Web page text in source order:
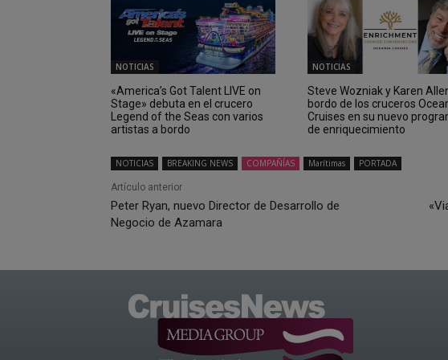
NOTICIAS
«America’s Got Talent LIVE on
Stage» debuta en el crucero
Legend of the Seas con varios
artistas a bordo
NOTICIAS
Steve Wozniak y Karen
bordo de los cruceros
Cruises en su nuevo
de enriquecimiento
NOTICIAS BREAKING NEWS COMPAÑÍAS Marítimas PORTADA
Artículo anterior
Peter Ryan, nuevo Director de Desarrollo de
Negocio de Azamara